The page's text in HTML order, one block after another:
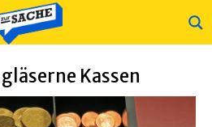
Kassen